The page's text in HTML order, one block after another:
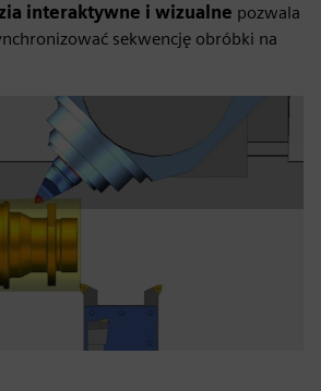
interaktywne i wizualne pozwala
sekwencję obróbki na